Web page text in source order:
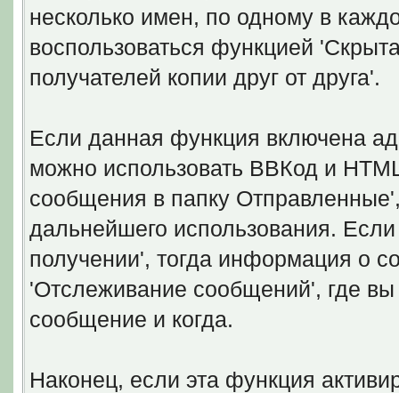
несколько имен, по одному в
воспользоваться функцией
получателей копии друг от друга'.
Если данная функция включена
можно использовать ВВКод и
сообщения в папку
дальнейшего использования.
получении', тогда информация о
'Отслеживание сообщений', где
сообщение и когда.
Наконец, если эта функция